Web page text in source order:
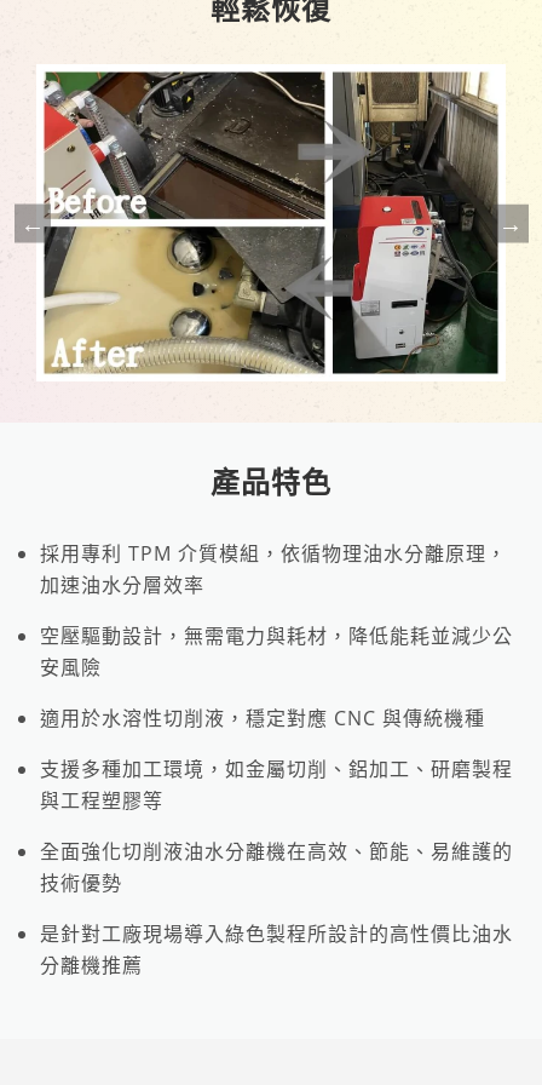
輕鬆恢復
產品特色
採用專利 TPM 介質模組，依循物理油水分離原理，
加速油水分層效率
空壓驅動設計，無需電力與耗材，降低能耗並減少公
安風險
適用於水溶性切削液，穩定對應 CNC 與傳統機種
支援多種加工環境，如金屬切削、鋁加工、研磨製程
與工程塑膠等
全面強化切削液油水分離機在高效、節能、易維護的
技術優勢
是針對工廠現場導入綠色製程所設計的高性價比油水
分離機推薦